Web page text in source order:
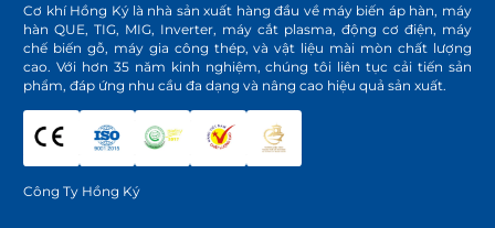
Cơ khí Hồng Ký là nhà sản xuất hàng đầu về máy biến áp hàn, máy
hàn QUE, TIG, MIG, Inverter, máy cắt plasma, động cơ điện, máy
chế biến gỗ, máy gia công thép, và vật liệu mài mòn chất lượng
cao. Với hơn 35 năm kinh nghiệm, chúng tôi liên tục cải tiến sản
phẩm, đáp ứng nhu cầu đa dạng và nâng cao hiệu quả sản xuất.
Công Ty Hồng Ký